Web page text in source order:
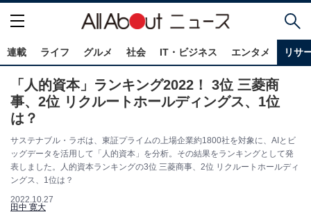
連載 ライフ グルメ 社会 IT・ビジネス エンタメ リサ
「人的資本」ランキング2022！ 3位 三菱商
事、2位 リクルートホールディングス、1位
は？
サステナブル・ラボは、東証プライムの上場企業約1800社を対象に、AIとビ
ッグデータを活用して「人的資本」を分析。その結果をランキングとして発
表しました。人的資本ランキングの3位 三菱商事、2位 リクルートホールディ
ングス、1位は？
2022.10.27
田中 寛大